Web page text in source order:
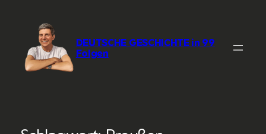
DEUTSCHE GESCHICHTE in 99
Folgen